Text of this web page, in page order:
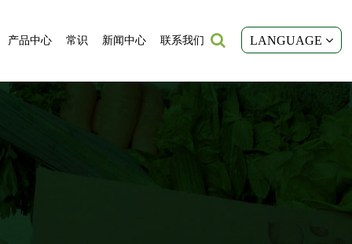
LANGUAGE
产品中心 常识 新闻中心 联系我们